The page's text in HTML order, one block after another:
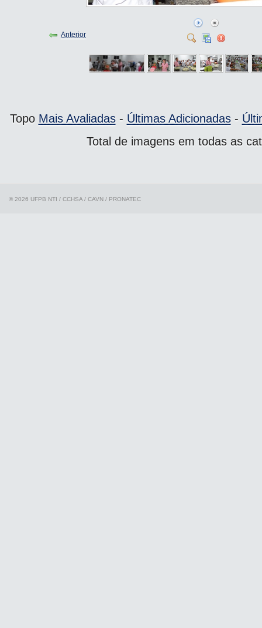
Anterior
Topo Mais Avaliadas- Últimas Adicionadas-
Total de imagens em todas as
© 2026 UFPB NTI / CCHSA / CAVN / PRONATEC